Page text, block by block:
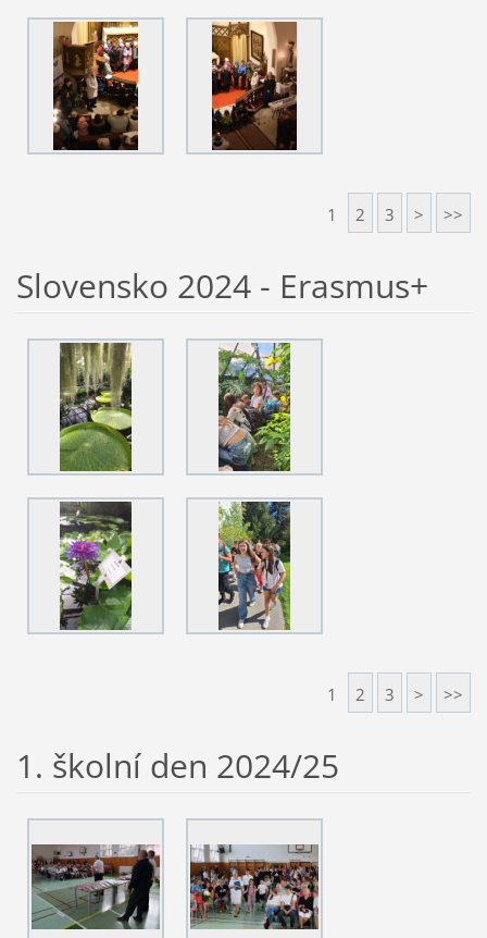
1 2 3 > >>
Slovensko 2024 - Erasmus+
1 2 3 > >>
1. školní den 2024/25